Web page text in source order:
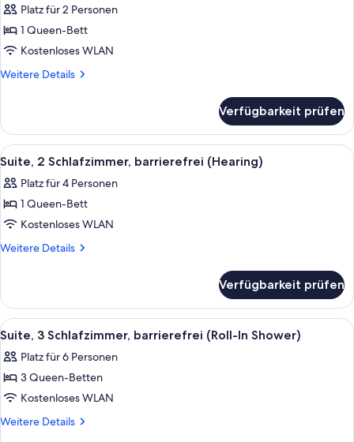
für
Suite,
1
Schlafzimmer,
Platz für 2 Personen
1 Queen-Bett
Kostenloses WLAN
Weitere Details
Weitere
1
Schlafzimmer,
Balkon
Verfügbarkeit prüfen
Alle
Fotos
für
Suite,
2 Schlafzimmer,
barrierefrei
Ein Hotelzimmer mit einem großen
19
Suite, 2 Schlafzimmer, barrierefrei (Hearing)
Platz für 4 Personen
1 Queen-Bett
Kostenloses WLAN
Weitere Details
Weitere
2 Schlafzimmer,
barrierefrei
(Hearing)
Verfügbarkeit prüfen
Alle
Fotos
für
Suite,
3 Schlafzimmer,
barrierefrei
Ein modernes Schlafzimmer mit
21
Suite, 3 Schlafzimmer, barrierefrei (Roll-In Shower)
Platz für 6 Personen
3 Queen-Betten
Kostenloses WLAN
Weitere Details
Weitere